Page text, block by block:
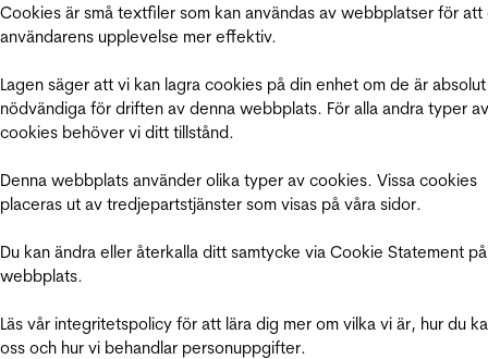
Cookies är små textfiler som kan användas av webbplatser för att
användarens upplevelse mer effektiv.
Lagen säger att vi kan lagra cookies på din enhet om de är absolut
nödvändiga för driften av denna webbplats. För alla andra typer av
cookies behöver vi ditt tillstånd.
Denna webbplats använder olika typer av cookies. Vissa cookies
placeras ut av tredjepartstjänster som visas på våra sidor.
Du kan ändra eller återkalla ditt samtycke via Cookie Statement
webbplats.
Läs vår integritetspolicy för att lära dig mer om vilka vi är, hur du
oss och hur vi behandlar personuppgifter.